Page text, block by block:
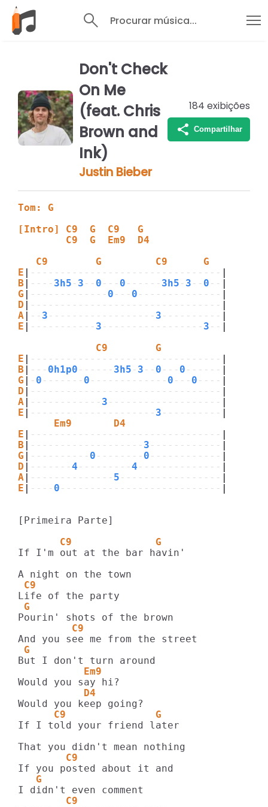
Procurar música...
Don't Check
On Me
(feat. Chris
Brown and
Ink)
Justin Bieber
184 exibições
Compartilhar
Tom: G
[Intro] C9  G  C9   G
        C9  G  Em9  D4
   C9        G         C9      G
E
--------------------------------
B
---- 3h5 - 3 -- 0 --- 0 ------ 3h5 - 3 -- 0 --
G
------------- 0 --- 0 --------------
D
--------------------------------
A
-- 3 ------------------ 3 ----------
E
----------- 3 ----------------- 3 --
             C9        G
E
--------------------------------
B
--- 0h1p0 ------ 3h5 - 3 -- 0 --- 0 ------
G
- 0 ------- 0 ------------- 0 --- 0 ----
D
--------------------------------
A
------------ 3 -------------------
E
--------------------- 3 ----------
      Em9       D4
E
--------------------------------
B
------------------- 3 ------------
G
---------- 0 -------- 0 ------------
D
-------4 ---------4 --------------
A
-------------- 5 -----------------
E
---- 0 ---------------------------
[Primeira Parte]
       C9              G
If I'm out at the bar havin'
C9
G
         C9
G
           Em9
           D4
      C9               G
If I told your friend later
        C9
   G
        C9